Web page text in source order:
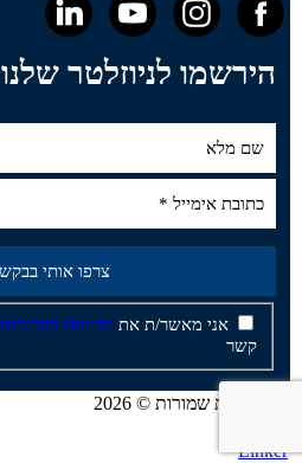
הירשמו לניוזלטר שלנו
אני מאשר/ת את מדיניות הפרטיות
קשר
כל הזכויות שמורות © 2026
Linker